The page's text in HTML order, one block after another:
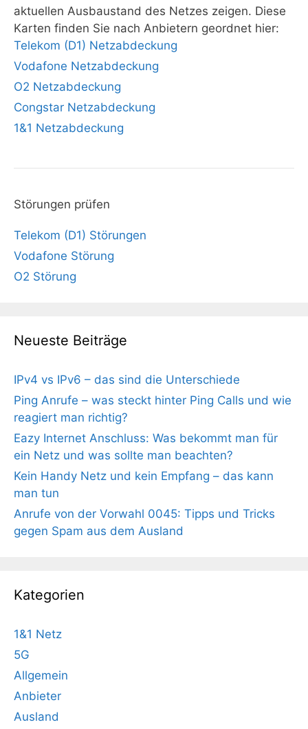
aktuellen Ausbaustand des Netzes zeigen. Diese
Karten finden Sie nach Anbietern geordnet hier:
Telekom (D1) Netzabdeckung
Vodafone Netzabdeckung
O2 Netzabdeckung
Congstar Netzabdeckung
1&1 Netzabdeckung
Störungen prüfen
Telekom (D1) Störungen
Vodafone Störung
O2 Störung
Neueste Beiträge
IPv4 vs IPv6 – das sind die Unterschiede
Ping Anrufe – was steckt hinter Ping Calls und wie
reagiert man richtig?
Eazy Internet Anschluss: Was bekommt man für
ein Netz und was sollte man beachten?
Kein Handy Netz und kein Empfang – das kann
man tun
Anrufe von der Vorwahl 0045: Tipps und Tricks
gegen Spam aus dem Ausland
Kategorien
1&1 Netz
5G
Allgemein
Anbieter
Ausland